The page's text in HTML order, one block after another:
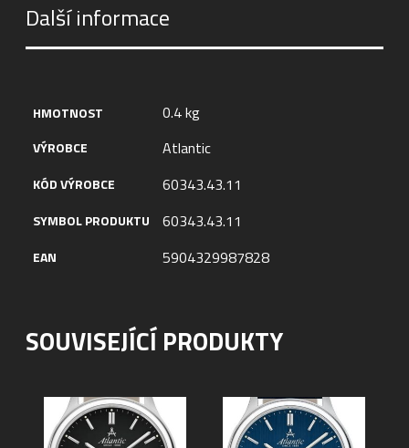
Další informace
HMOTNOST 0.4 kg
VÝROBCE Atlantic
KÓD VÝROBCE 60343.43.11
SYMBOL PRODUKTU 60343.43.11
EAN 5904329987828
SOUVISEJÍCÍ PRODUKTY